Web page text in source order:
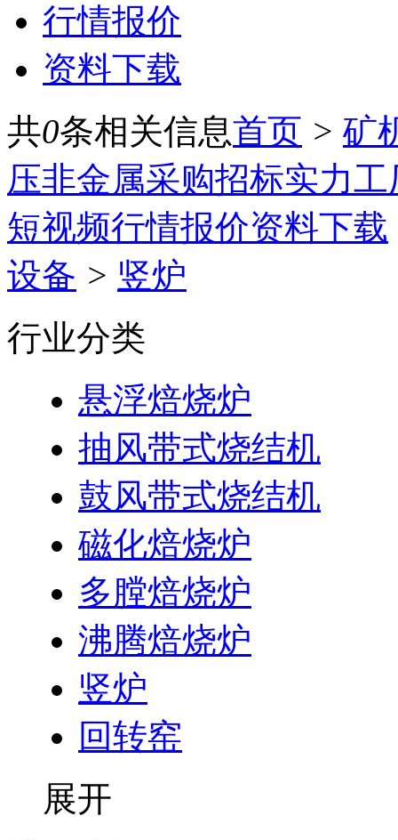
行情报价
资料下载
共0条相关信息首页 > 矿
压非金属采购招标实力工
短视频行情报价资料下载
设备 > 竖炉
行业分类
悬浮焙烧炉
抽风带式烧结机
鼓风带式烧结机
磁化焙烧炉
多膛焙烧炉
沸腾焙烧炉
竖炉
回转窑
展开